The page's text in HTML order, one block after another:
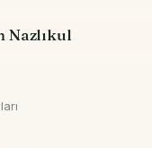
Nazlıkul